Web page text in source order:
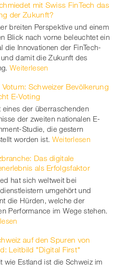
mit Swiss FinTech das
der Zukunft?
breiten Perspektive und einem
Blick nach vorne beleuchtet ein
die Innovationen der FinTech-
und damit die Zukunft des
Weiterlesen
Votum: Schweizer Bevölkerung
E-Voting
eines der überraschenden
der zweiten nationalen E-
Studie, die gestern
worden ist. Weiterlesen
Das digitale
als Erfolgsfaktor
hat sich weltweit bei
umgehört und
die Hürden, welche der
Performance im Wege stehen.
auf den Spuren von
Leitbild "Digital First"
wie Estland ist die Schweiz im